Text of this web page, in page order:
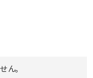
ん。